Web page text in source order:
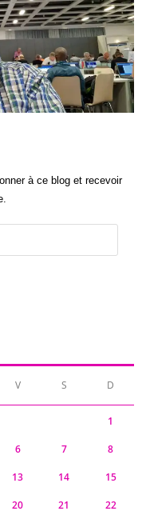
à ce blog et recevoir
V S D
1
6 7 8
13 14 15
20 21 22